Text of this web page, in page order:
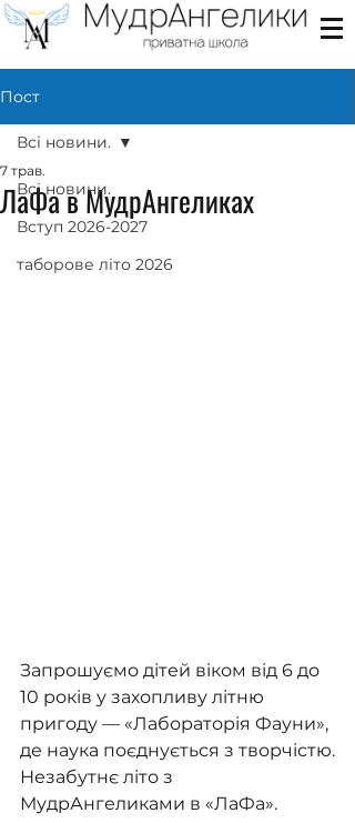
Пост
Всі новини.
Вступ 2026-2027
таборове літо 2026
Всі новини.
ЛаФа в МудрАнгеликах
7 трав.
Запрошуємо дітей віком від 6 до
10 років у захопливу літню
пригоду — «Лабораторія Фауни»,
де наука поєднується з творчістю.
Незабутнє літо з
МудрАнгеликами в «ЛаФа».